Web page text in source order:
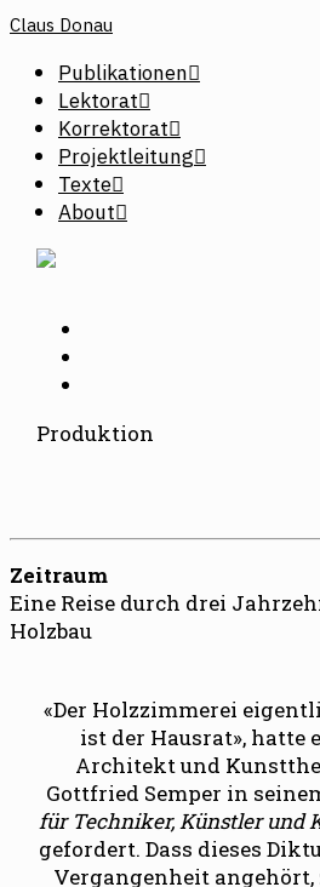
Claus Donau
Publikationen
Lektorat
Korrektorat
Projektleitung
Texte
About
Produktion
Zeitraum
Eine Reise durch drei
Holzbau
«Der Holzzimmerei
ist der Hausrat», hatte
Architekt und
Gottfried Semper in
für Techniker, Künstler und
gefordert. Dass dieses
Vergangenheit angehört,